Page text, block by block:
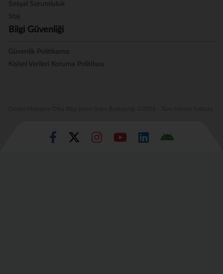
Sosyal Sorumluluk
Staj
Bilgi Güvenliği
Güvenlik Politikamız
Kişisel Verileri Koruma Politikası